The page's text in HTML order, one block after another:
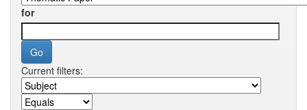
for
Current filters: